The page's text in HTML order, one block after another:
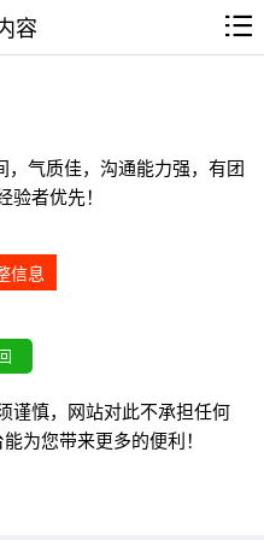
容
，气质佳，沟通能力强，有团
者优先！
信息
谨慎，网站对此不承担任何
为您带来更多的便利！